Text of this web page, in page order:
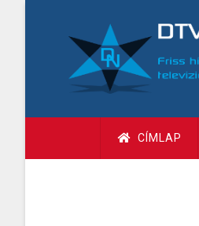
tartalomra
Fő
navigáció
CÍMLAP